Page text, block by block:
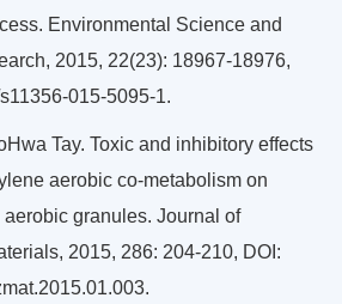
Environmental Science and
2015, 22(23): 18967-18976,
015-5095-1.
Tay. Toxic and inhibitory effects
aerobic co-metabolism on
granules. Journal of
2015, 286: 204-210, DOI: